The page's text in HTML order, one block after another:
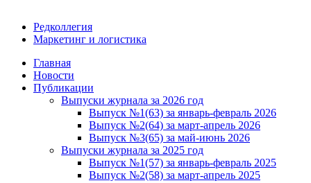
Редколлегия
Маркетинг и логистика
Главная
Новости
Публикации
Выпуски журнала за 2026 год
Выпуск №1(63) за январь-февраль 2026
Выпуск №2(64) за март-апрель 2026
Выпуск №3(65) за май-июнь 2026
Выпуски журнала за 2025 год
Выпуск №1(57) за январь-февраль 2025
Выпуск №2(58) за март-апрель 2025